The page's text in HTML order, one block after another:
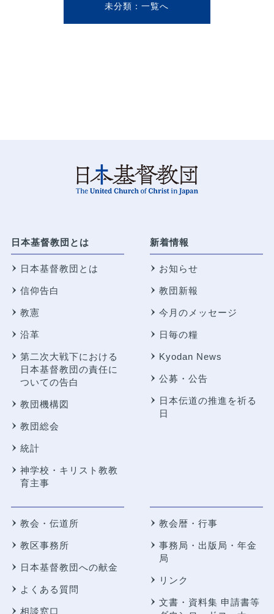
未分類
日本基督教団とは
日本基督教団とは
信仰告白
教憲
沿革
第二次大戦下における
日本基督教団の責任に
ついての告白
教団機構図
教団総会
統計
神学校・キリスト教教
育主事
新着情報
お知らせ
教団新報
今月のメッセージ
日毎の糧
Kyodan News
公募・公告
日本伝道の推進を祈る
日
教会・伝道所
教区事務所
日本基督教団への献金
よくある質問
相談窓口
教会暦・行事
事務局・出版局・年金
局
リンク
文書・資料集 申請書等